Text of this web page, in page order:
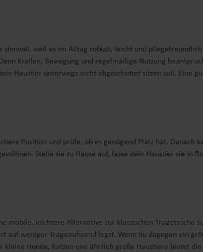
weil es im Alltag robust, leicht und
Krallen, Bewegung und regelmäßige Nutzung
Haustier unterwegs nicht abgeschottet sitzen soll. Eine
Position und prüfe, ob es genügend Platz hat. Danach
Stelle sie zu Hause auf, lasse dein Haustier sie in
leichtere Alternative zur klassischen Tragetasche
weniger Trageaufwand legst. Wenn du dagegen ein
Hunde, Katzen und ähnlich große Haustiere bietet